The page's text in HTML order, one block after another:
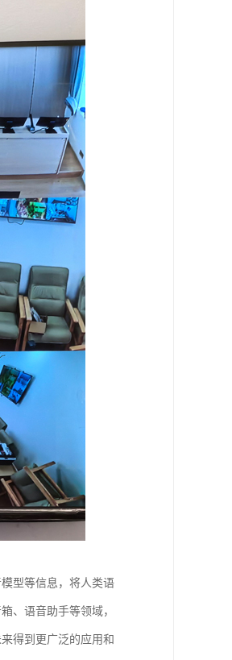
型等信息，将人类语
、语音助手等领域，
得到更广泛的应用和